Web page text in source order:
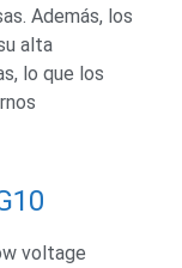
Además, los
alta
lo que los
voltage